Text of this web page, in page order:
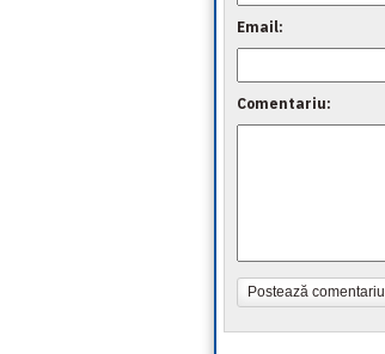
Email:
Comentariu:
Postează comentariul